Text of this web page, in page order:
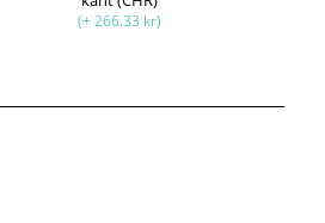
(+ 266.33 kr)